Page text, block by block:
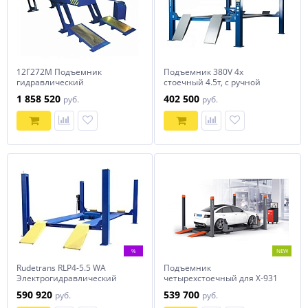
12Г272М Подъемник
гидравлический
1 858 520 руб.
Подъемник 380V 4х
стоечный 4.5т, c ручной
NORDBERG 4445J
402 500 руб.
%
Rudetrans RLP4-5.5 WA
Электрогидравлический
стоечный подъёмник г/п 5,5
590 920 руб.
NEW
Подъемник
четырехстоечный для X-931
539 700 руб.